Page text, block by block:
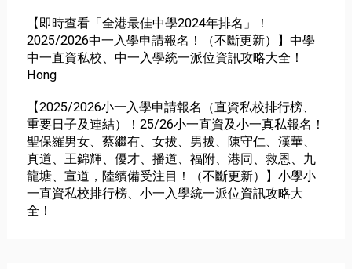
【即時查看「全港最佳中學2024年排名」！
2025/2026中一入學申請報名！（不斷更新）】中學
中一直資私校、中一入學統一派位資訊攻略大全！
Hong
【2025/2026小一入學申請報名（直資私校排行榜、
重要日子及連結）！25/26小一直資及小一真私報名！
聖保羅男女、蔡繼有、女拔、男拔、陳守仁、漢華、
真道、王錦輝、優才、播道、福附、港同、救恩、九
龍塘、宣道，陸續備受注目！（不斷更新）】小學小
一直資私校排行榜、小一入學統一派位資訊攻略大
全！